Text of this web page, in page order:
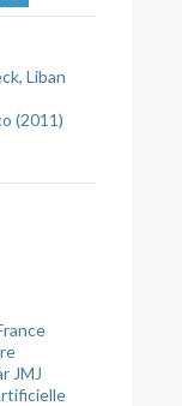
Liban
(2011)
JMJ